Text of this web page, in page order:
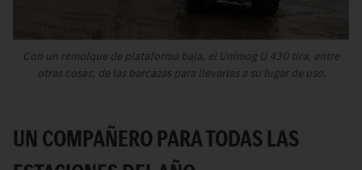
Con un remolque de plataforma baja, el Unimog U 430 tira, entre
otras cosas, de las barcazas para llevarlas a su lugar de uso.
UN COMPAÑERO PARA TODAS LAS